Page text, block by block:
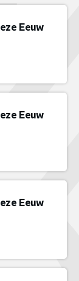
Eeuw
Eeuw
Eeuw